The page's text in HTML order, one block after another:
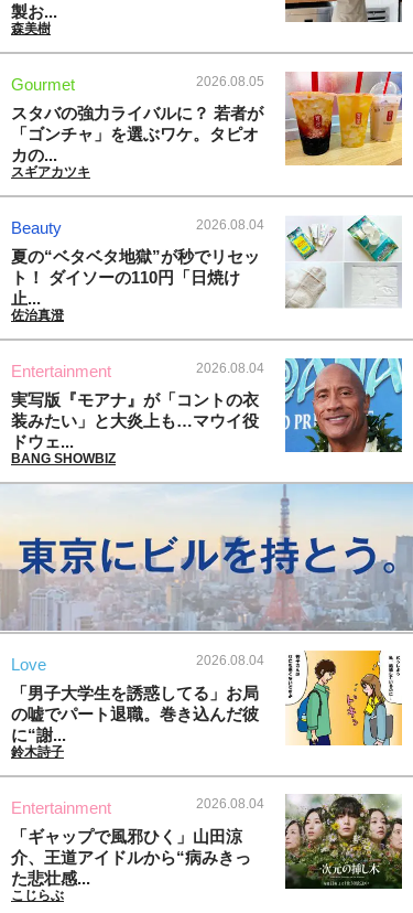
製お...
森美樹
Gourmet 2026.08.05
スタバの強力ライバルに？ 若者が
「ゴンチャ」を選ぶワケ。タピオ
カの...
スギアカツキ
Beauty 2026.08.04
夏の“ベタベタ地獄”が秒でリセッ
ト！ ダイソーの110円「日焼け
止...
佐治真澄
Entertainment 2026.08.04
実写版『モアナ』が「コントの衣
装みたい」と大炎上も…マウイ役
ドウェ...
BANG SHOWBIZ
Love 2026.08.04
「男子大学生を誘惑してる」お局
の嘘でパート退職。巻き込んだ彼
に“謝...
鈴木詩子
Entertainment 2026.08.04
「ギャップで風邪ひく」山田涼
介、王道アイドルから“病みきっ
た悲壮感...
こじらぶ